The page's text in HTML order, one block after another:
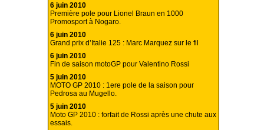
6 juin 2010
Première pole pour Lionel Braun en 1000
Promosport à Nogaro.
6 juin 2010
Grand prix d’Italie 125 : Marc Marquez sur le fil
6 juin 2010
Fin de saison motoGP pour Valentino Rossi
5 juin 2010
MOTO GP 2010 : 1ere pole de la saison pour
Pedrosa au Mugello.
5 juin 2010
Moto GP 2010 : forfait de Rossi après une chute aux
essais.